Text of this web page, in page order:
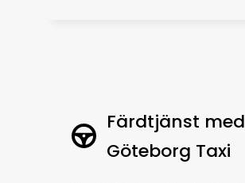
Färdtjänst med
Göteborg Taxi